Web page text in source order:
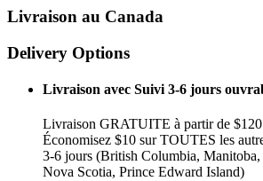
Livraison au Canada
Delivery Options
Livraison avec Suivi 3-6 jours
Livraison GRATUITE à partir de $120
Économisez $10 sur TOUTES les
3-6 jours (British Columbia,
Nova Scotia, Prince Edward Island)